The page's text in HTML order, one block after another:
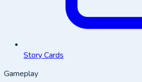
Story Cards
Gameplay